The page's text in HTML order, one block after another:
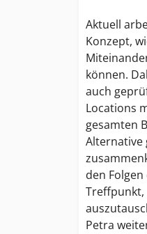
Aktuell
Konzept,
können.
auch
Locations
gesamten
Alternative
den
Treffpunkt,
Petra